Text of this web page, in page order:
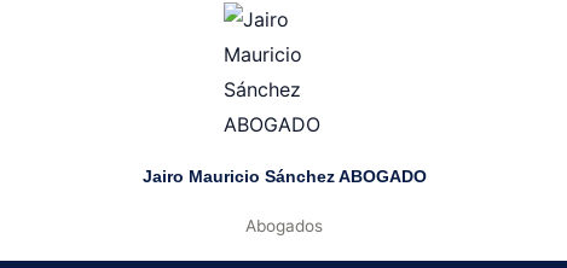
Jairo Mauricio Sánchez ABOGADO
Abogados